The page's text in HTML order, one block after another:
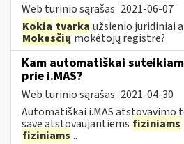
Web turinio sąrašas 2021-06-07
Kokia tvarka užsienio juridiniai
Mokesčiųmokėtojų registre?
Kam automatiškai
prie i.MAS?
Web turinio sąrašas 2021-04-30
Automatiškai i.MAS atstovavimo
save atstovaujantiems fiziniams
fiziniams...